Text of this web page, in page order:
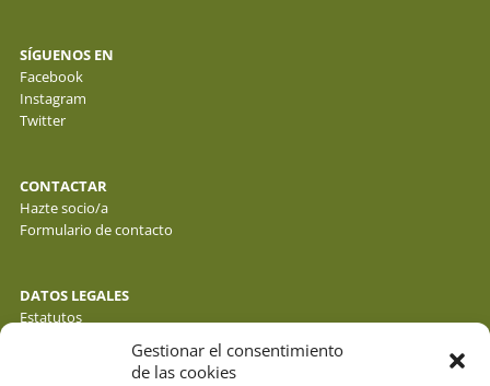
Gestionar el consentimiento
de las cookies
SÍGUENOS EN
Facebook
Instagram
Twitter
CONTACTAR
Hazte socio/a
Formulario de contacto
DATOS LEGALES
Estatutos
Política de cookies